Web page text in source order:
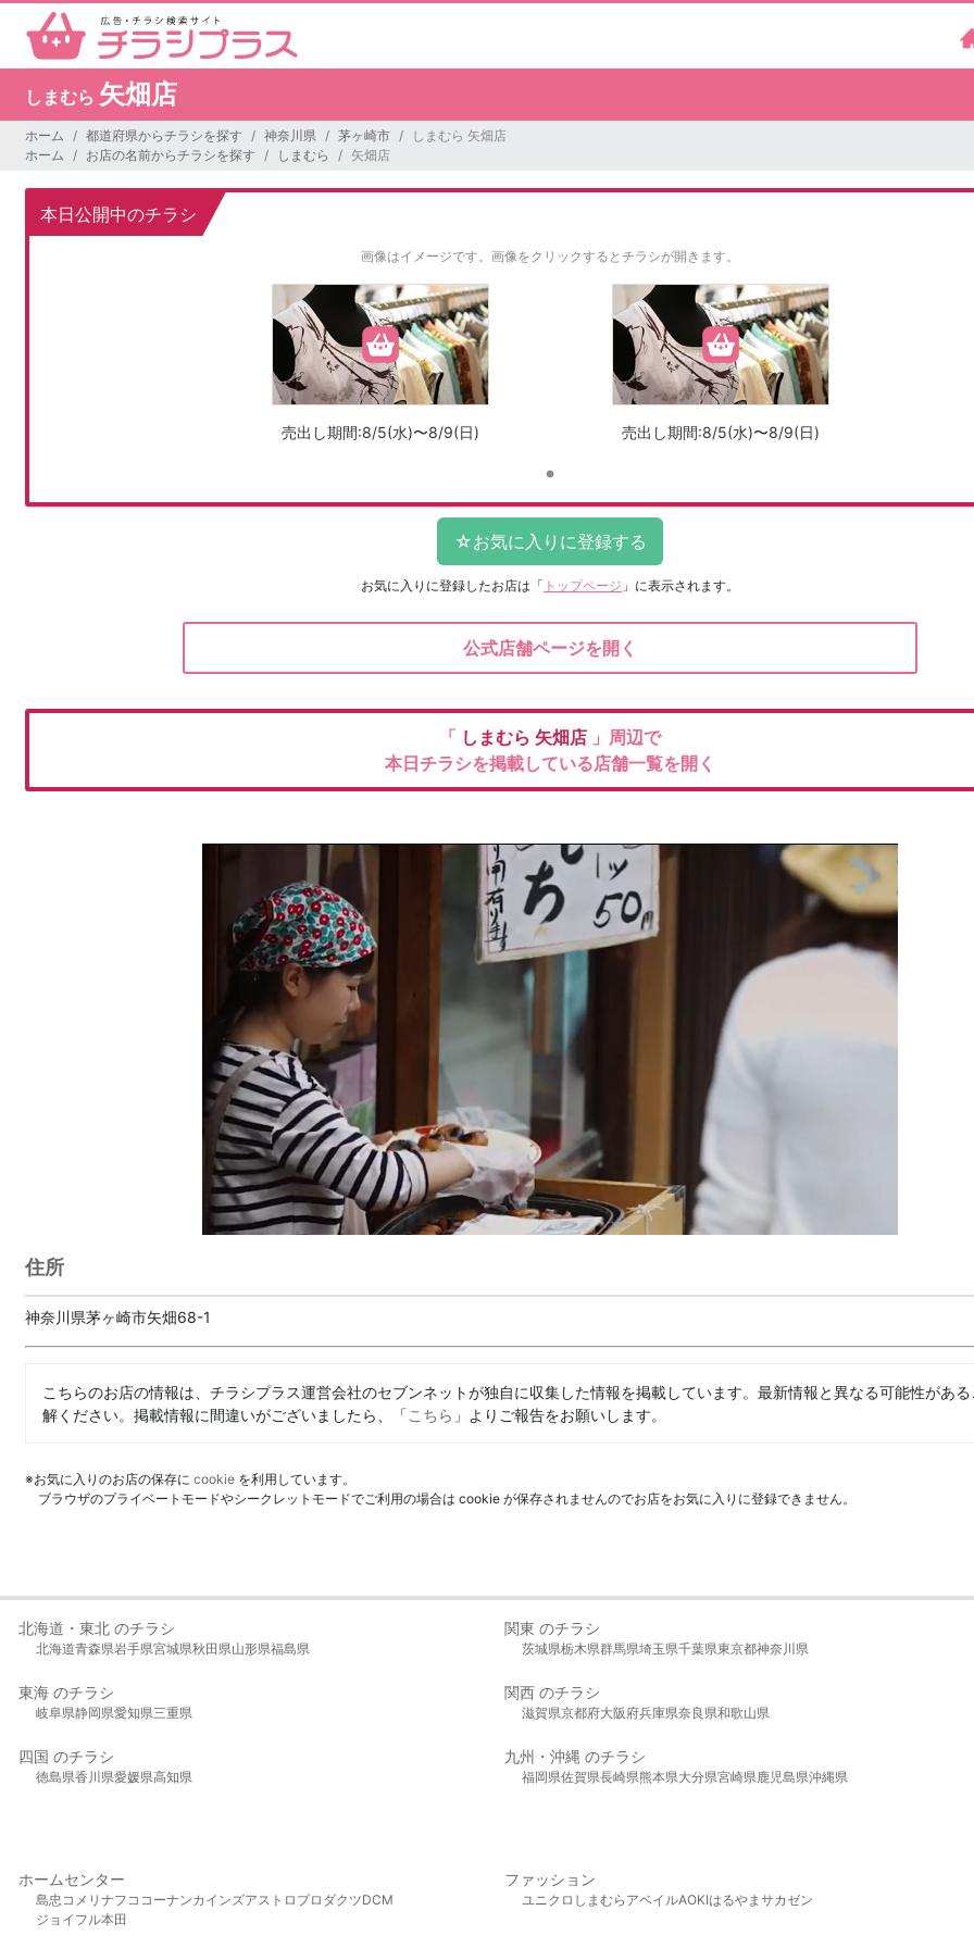
しまむら 矢畑店
ホーム 都道府県からチラシを探す 神奈川県 茅ヶ崎市
しまむら 矢畑店
ホーム
お店の名前からチラシを探す しまむら 矢畑店
本日公開中のチラシ
画像はイメージです。 画像をクリックするとチラシが開きます。
売出し期間:8/5(水)〜8/9(日) 売出し期間:8/5(水)〜8/9(日)
お気に入りに登録したお店は 「 トップページ 」に表示されます。
公式店舗ページを開く
「 しまむら 矢畑店 」周辺で
本日チラシを掲載している店舗一覧を開く
住所
神奈川県茅ヶ崎市矢畑68-1
こちらのお店の情報は、チラシプラス運営会社のセブンネットが独自に収集した情報を掲載しています。最新情報と異なる可能性があ
解ください。掲載情報に間違いがございましたら、「こちら 」よりご報告をお願いします。
※お気に入りのお店の保存に cookie を利用しています。
ブラウザのプライベートモードやシークレットモードでご利用の場合は cookie が保存されませんのでお店をお気に入りに登録できません。
北海道・東北 のチラシ
北海道青森県岩手県宮城県秋田県山形県福島県
関東 のチラシ
茨城県栃木県群馬県埼玉県千葉県東京都神奈川県
東海 のチラシ
岐阜県静岡県愛知県三重県
関西 のチラシ
滋賀県京都府大阪府兵庫県奈良県和歌山県
四国 のチラシ
徳島県香川県愛媛県高知県
九州・沖縄 のチラシ
福岡県佐賀県長崎県熊本県大分県宮崎県鹿児島県沖縄県
ホームセンター
島忠 コメリ ナフコ コーナンカインズアストロプロダクツDCM
ジョイフル本田
ファッション
ユニクロ しまむら アベイルAOKIはるやま サカゼン